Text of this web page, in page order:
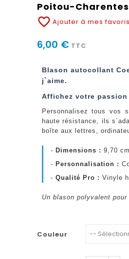
Poitou-
favorite_border Ajouter à mes favoris
6,00 € TTC
Blason autocollant
j`aime.
Affichez votre
Personnalisez tous vos
haute résistance, ils
boîte aux lettres,
- Dimensions : 9,70
- Personnalisation :
- Qualité Pro : Vinyle
Un blason polyvalent
Couleur